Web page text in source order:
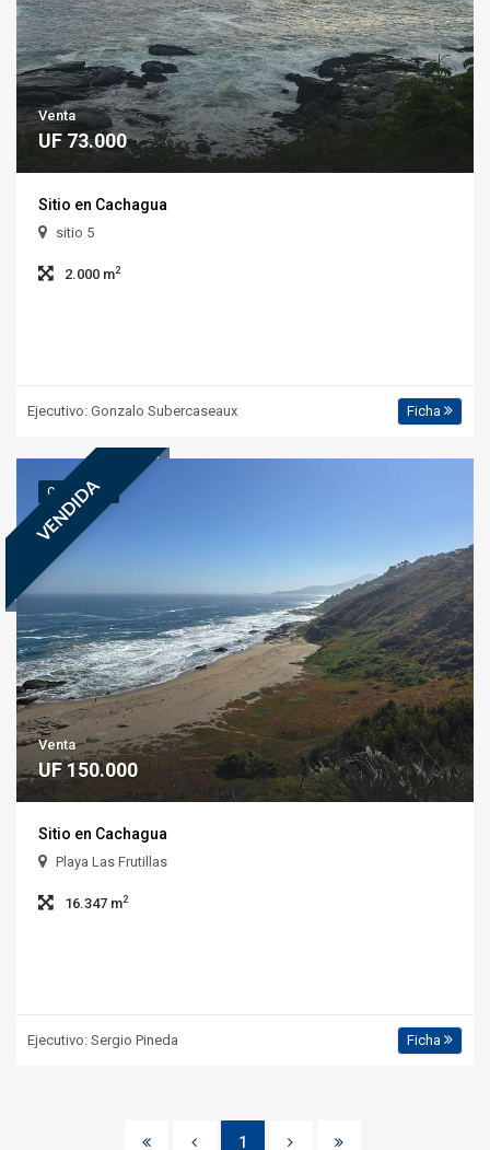
Venta
UF 73.000
Sitio en Cachagua
sitio 5
2.000 m2
Ejecutivo: Gonzalo Subercaseaux Ficha
VENDIDA
COD.: 5.390
Venta
UF 150.000
Sitio en Cachagua
Playa Las Frutillas
16.347 m2
Ejecutivo: Sergio Pineda Ficha
1